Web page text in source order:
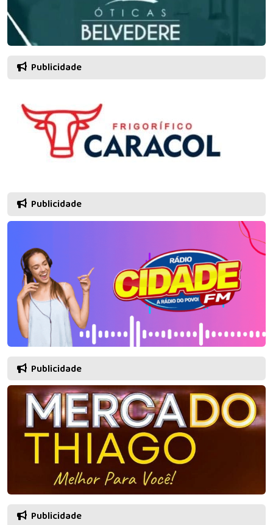
Publicidade
Publicidade
Publicidade
Publicidade